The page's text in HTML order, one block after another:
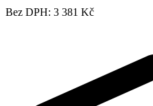
Bez DPH: 3 381 Kč